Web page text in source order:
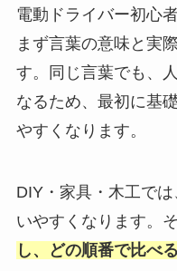
電動ドライバー初心
まず言葉の意味と実
す。同じ言葉でも、
なるため、最初に基
やすくなります。
DIY・家具・木工で
いやすくなります。
し、どの順番で比べ